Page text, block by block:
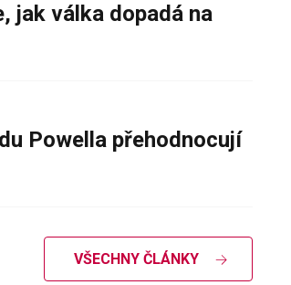
jak válka dopadá na
Powella přehodnocují
VŠECHNY ČLÁNKY